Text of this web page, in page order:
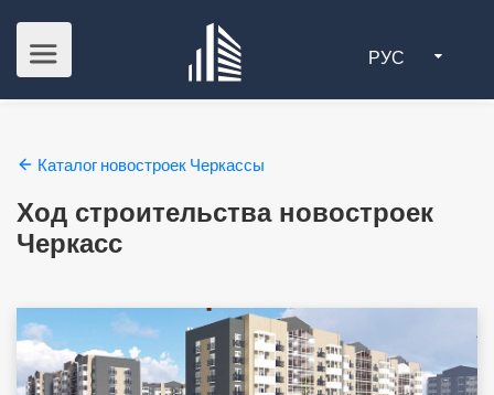
РУС
Каталог новостроек Черкассы
Ход строительства новостроек
Черкасс